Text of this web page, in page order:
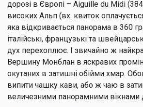
дорозі в Європі – Aiguille du Midi
високих Альп (вх. квиток
яка відкривається панорама в 360
італійські, французькі та
дух перехоплює. І звичайно ж
Вершину Монблан в яскравих
окутаних в затишні обійми хмар.
випити чашку кави, або ж чаю в
величезними панорамними вікнами